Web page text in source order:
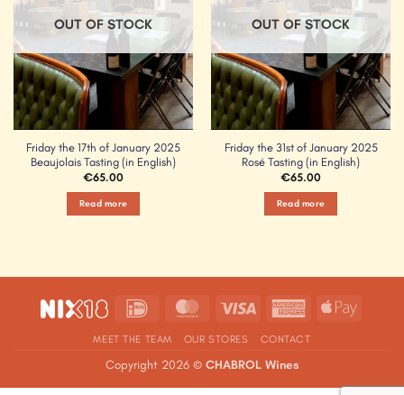
OUT OF STOCK
Friday the 17th of January 2025
Beaujolais Tasting (in English)
€65.00
Read more
OUT OF STOCK
Friday the 31st of January 2025
Rosé Tasting (in English)
€65.00
Read more
IDeal MasterCardVisa
AmericanApple
MEET THE TEAM OUR STORES CONTACT
Copyright 2026 © CHABROL Wines